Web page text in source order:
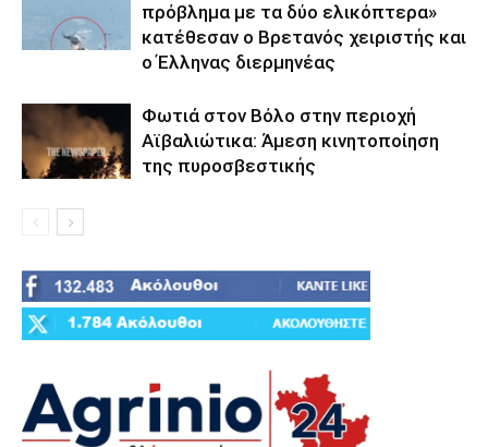
πρόβλημα με τα δύο ελικόπτερα»
κατέθεσαν ο Βρετανός χειριστής και
ο Έλληνας διερμηνέας
Φωτιά στον Βόλο στην περιοχή
Αϊβαλιώτικα: Άμεση κινητοποίηση
της πυροσβεστικής